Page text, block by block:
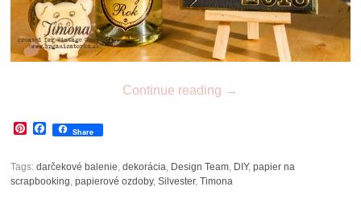
Continue reading →
Pinterest
Facebook
Share
Tags:darčekové balenie ,dekorácia Design Team DIY,papier na
scrapbooking ,papierové ozdoby,Silvester,Timona